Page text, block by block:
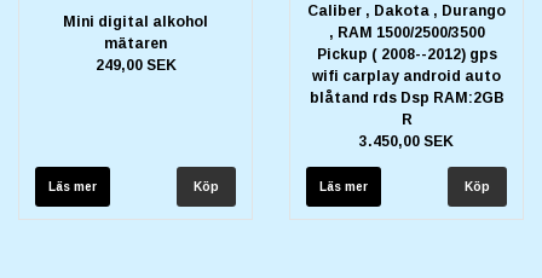
Mini digital alkohol
mätaren
249,00 SEK
Läs mer
Caliber , Dakota , Durango
, RAM 1500/2500/3500
Pickup ( 2008--2012) gps
wifi carplay android auto
blåtand rds Dsp RAM:2GB
R
3.450,00 SEK
Läs mer